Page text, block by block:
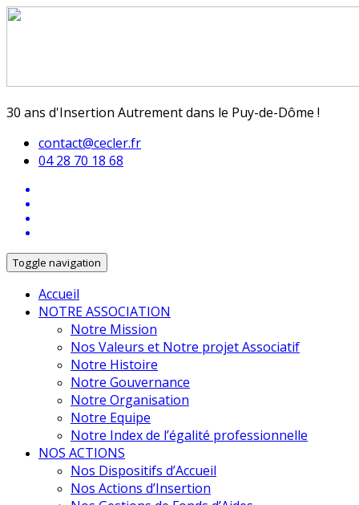
30 ans d'Insertion Autrement dans le Puy-de-Dôme !
contact@cecler.fr
04 28 70 18 68
Toggle navigation
Accueil
NOTRE ASSOCIATION
Notre Mission
Nos Valeurs et Notre projet Associatif
Notre Histoire
Notre Gouvernance
Notre Organisation
Notre Equipe
Notre Index de l’égalité professionnelle
NOS ACTIONS
Nos Dispositifs d’Accueil
Nos Actions d’Insertion